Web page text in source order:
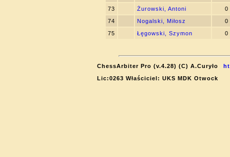
73
Żurowski, Antoni
0
74
Nogalski, Miłosz
0
75
Łęgowski, Szymon 0
ChessArbiter Pro (v.4.28) (C) A.Curyło
Lic:0263 Właściciel: UKS MDK Otwock